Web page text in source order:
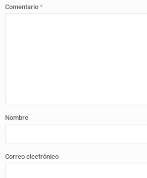
Comentario *
Nombre
Correo electrónico